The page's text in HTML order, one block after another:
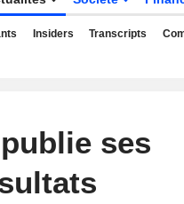
Insiders Transcripts
ses